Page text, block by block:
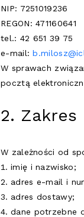
NIP: 7251019236
REGON: 471160641
tel.: 42 651 39 75
e-mail:
W sprawach
pocztą
2. Zakres
W zależności od
imię i nazwisko;
adres e-mail i
adres dostawy;
dane potrzebne